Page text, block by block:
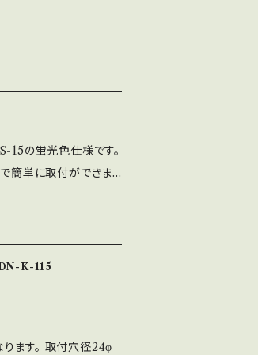
：1.2㎜～3.0㎜
15の蛍光色仕様です。
簡単に取付ができま
DN-K-115
ます。 取付穴径24φ